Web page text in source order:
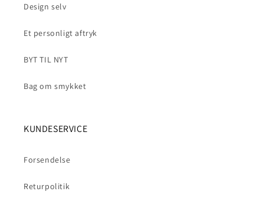
Design selv
Et personligt aftryk
BYT TIL NYT
Bag om smykket
KUNDESERVICE
Forsendelse
Returpolitik